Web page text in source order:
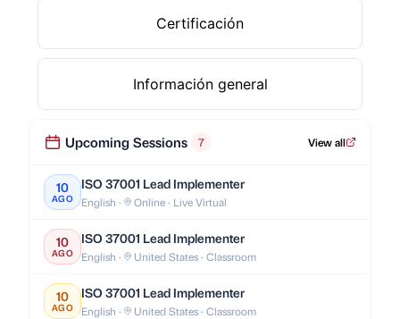
Upcoming Sessions 7 View all
10
AGO
ISO 37001 Lead Implementer
English · Online · Live Virtual
10
AGO
ISO 37001 Lead Implementer
English · United States · Classroom
10
AGO
ISO 37001 Lead Implementer
English · United States · Classroom
Certificación
Información general